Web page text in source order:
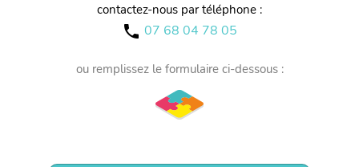
contactez-nous par téléphone :
call 07 68 04 78 05
ou remplissez le formulaire ci-dessous :